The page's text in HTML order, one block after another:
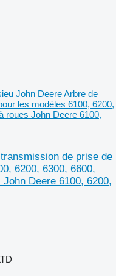
John Deere Arbre de
les modèles 6100, 6200,
roues John Deere 6100,
de prise de
6200, 6300, 6600,
Deere 6100, 6200,